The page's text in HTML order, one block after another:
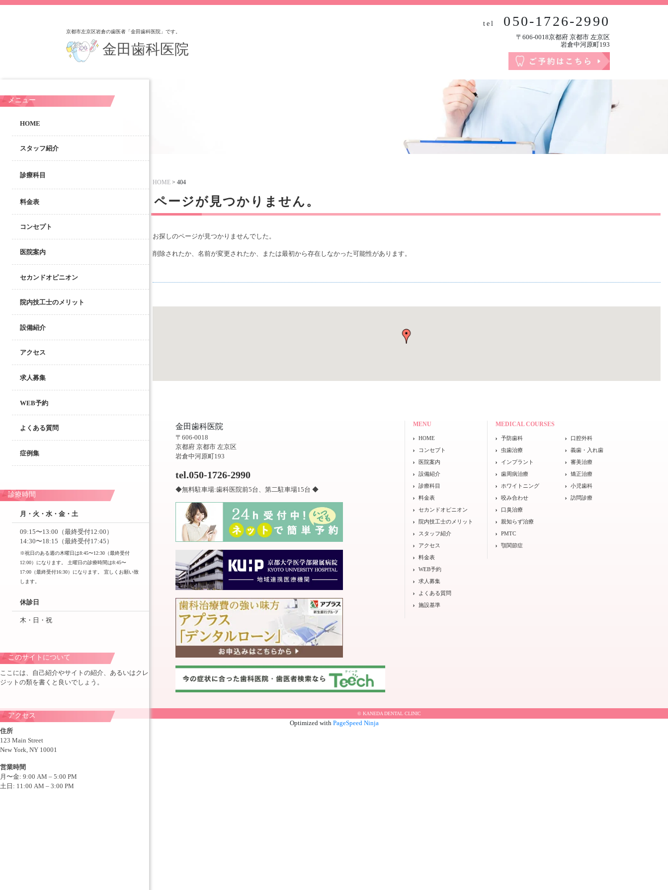
京都市左京区岩倉の歯医者「金田歯科医院」です。
金田歯科医院
tel 050-1726-2990
〒606-0018京都府 京都市 左京区
岩倉中河原町193
メニュー
HOME
スタッフ紹介
診療科目
料金表
コンセプト
医院案内
セカンドオピニオン
院内技工士のメリット
設備紹介
アクセス
求人募集
WEB予約
よくある質問
症例集
診療時間
月・火・水・金・土
09:15〜13:00（最終受付12:00）
14:30〜18:15（最終受付17:45）
※祝日のある週の木曜日は8:45〜12:30（最終受付
12:00）になります。 土曜日の診療時間は8:45〜
17:00（最終受付16:30）になります。 宜しくお願い致
します。
休診日
木・日・祝
このサイトについて
ここには、自己紹介やサイトの紹介、あるいはクレ
ジットの類を書くと良いでしょう。
アクセス
住所
123 Main Street
New York, NY 10001
営業時間
月〜金: 9:00 AM – 5:00 PM
土日: 11:00 AM – 3:00 PM
HOME > 404
ページが見つかりません。
お探しのページが見つかりませんでした。
削除されたか、名前が変更されたか、または最初から存在しなかった可能性があります。
金田歯科医院
〒606-0018
京都府 京都市 左京区
岩倉中河原町193
tel.050-1726-2990
◆無料駐車場:歯科医院前5台、第二駐車場15台 ◆
MENU
HOME
コンセプト
医院案内
設備紹介
診療科目
料金表
セカンドオピニオン
院内技工士のメリット
スタッフ紹介
アクセス
料金表
WEB予約
求人募集
よくある質問
施設基準
MEDICAL COURSES
予防歯科
虫歯治療
インプラント
歯周病治療
ホワイトニング
咬み合わせ
口臭治療
親知らず治療
PMTC
顎関節症
口腔外科
義歯・入れ歯
審美治療
矯正治療
小児歯科
訪問診療
© KANEDA DENTAL CLINIC
Optimized with PageSpeed Ninja